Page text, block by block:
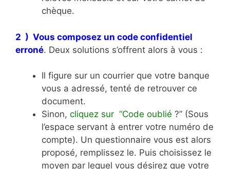
chèque.
2 ) Vous composez un code confidentiel
erroné. Deux solutions s’offrent alors à vous :
Il figure sur un courrier que votre banque
vous a adressé, tenté de retrouver ce
document.
Sinon, cliquez sur “Code oublié ?” (Sous
l’espace servant à entrer votre numéro de
compte). Un questionnaire vous est alors
proposé, remplissez le. Puis choisissez le
moyen par lequel vous désirez que votre